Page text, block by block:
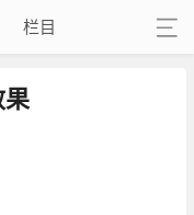
栏目
果